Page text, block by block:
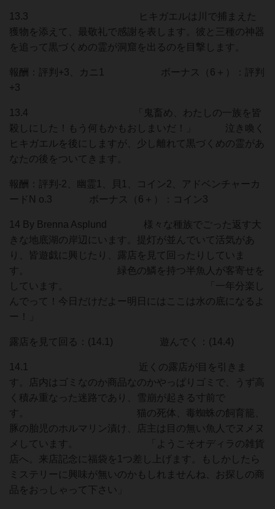
13.3 ヒキガエルは川で捕まえた
獲物を添えて、最敬礼で感謝を表します。彼と三種の神器
を追って黒づくめの霊が洞窟を出るのを目撃します。
報酬：評判+3、カニ1 ボーナス（6＋）：評判
+3
13.4 「鬼畜め、わたしの一族を皆
殺しにした！もう何もかもおしまいだ！」 泣き喚く
ヒキガエルを後にしますが、少し離れて黒づくめの霊があ
なたの後をついてきます。
報酬：評判-2、幽霊1、貝1、コイン2、アドベンチャーカ
ードN o.3 ボーナス（6＋）：コイン3
14 By Brenna Asplund 様々な種族でごった返す大
きな地底湖の岸辺にいます。提灯が並んでいて活気があ
り、皆遊戯に興じたり、露店を見て回ったりしていま
す。 緑色の鱗を持つ半魚人が客寄せを
しています。 「一年分楽し
んでって！今日だけだよー明日にはここは水の底になるよ
ー！」
露店を見て回る：(14.1) 遊んでく：(14.4)
14.1 近くの露店が目を引きま
す。店内はゴミなのか商品なのかやっぱりゴミで、うず高
く積み重なった迷路であり、雪崩が起きる寸前で
す。 猫の死体、毒蜘蛛の飼育籠、
豚の胎児のホルマリン漬け、店主は目の無い魚人でヌメヌ
メしています。 「ようこそオディラの雑貨
店へ。来店記念に福袋を1つ差し上げます。もしかしたら
ミステリーに興味が無いのかもしれませんね、お探しの商
品をおっしゃって下さい」